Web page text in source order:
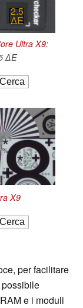
2.5
∆E
Ultra X9:
∆E
X9
per facilitare
e i moduli